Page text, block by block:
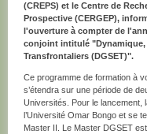
(CREPS) et le Centre de
Prospective (CERGEP),
l'ouverture à compter de
conjoint intitulé "Dynamique,
Transfrontaliers (DGSET)".
Ce programme de formation à
s’étendra sur une période de
Universités. Pour le lancement,
l’Université Omar Bongo et se
Master II. Le Master DGSET